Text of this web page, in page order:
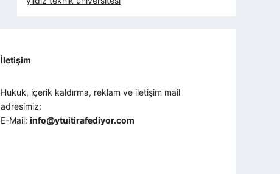
İletişim
Hukuk, içerik kaldırma, reklam ve iletişim mail
adresimiz:
E-Mail:info@ytuitirafediyor.com